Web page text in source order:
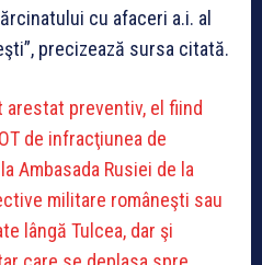
cu afaceri a.i. al
precizează sursa citată.
arestat preventiv, el fiind
de infracţiunea de
Ambasada Rusiei de la
militare româneşti sau
lângă Tulcea, dar şi